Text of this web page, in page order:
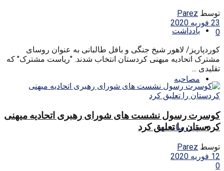
یادداشت
مصاحبه
چندرسانه ای
توسط Parez
23 فوریه 2020
0
کوردپاریز/ لاهور شیخ جنگی و بافل طالبانی به عنوان روسای
مشترک اتحادیه میهنی کردستان انتخاب شدند. "ریاست مشترک" که
تقلیدی ...
کوسرت رسول نشست های شورای رهبری اتحادیه میهنی
کردستان را تعلیق کرد
توسط Parez
12 فوریه 2020
0